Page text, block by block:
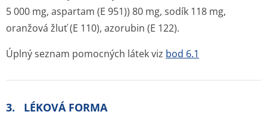
5 000 mg, aspartam (E 951)) 80 mg, sodík 118 mg,
oranžová žluť (E 110), azorubin (E 122).
Úplný seznam pomocných látek viz bod 6.1
3. LÉKOVÁ FORMA